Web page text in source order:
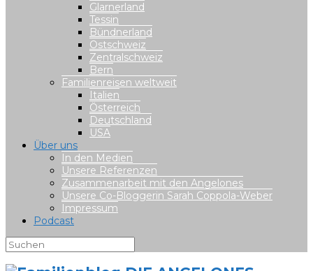
Glarnerland
Tessin
Bündnerland
Ostschweiz
Zentralschweiz
Bern
Familienreisen weltweit
Italien
Österreich
Deutschland
USA
Über uns
In den Medien
Unsere Referenzen
Zusammenarbeit mit den Angelones
Unsere Co-Bloggerin Sarah Coppola-Weber
Impressum
Podcast